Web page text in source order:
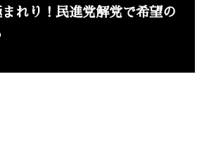
れり！民進党解党で希望の